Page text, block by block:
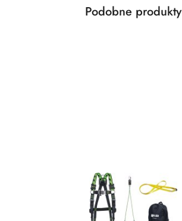
Pomiń karuzelę produktów
Produkty
Podobne produkty